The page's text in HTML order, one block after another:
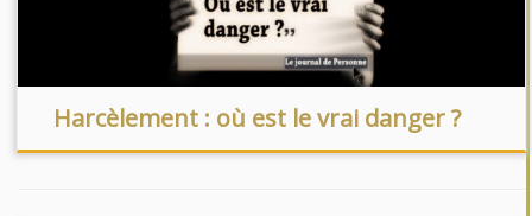
Harcèlement : où est le vrai danger ?